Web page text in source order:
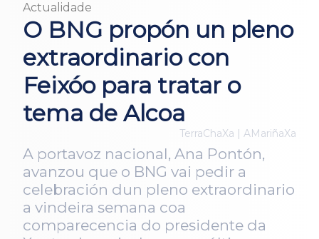
Actualidade
O BNG propón un pleno
extraordinario con
Feixóo para tratar o
tema de Alcoa
TerraChaXa | AMariñaXa
A portavoz nacional, Ana Pontón,
avanzou que o BNG vai pedir a
celebración dun pleno extraordinario
a vindeira semana coa
comparecencia do presidente da